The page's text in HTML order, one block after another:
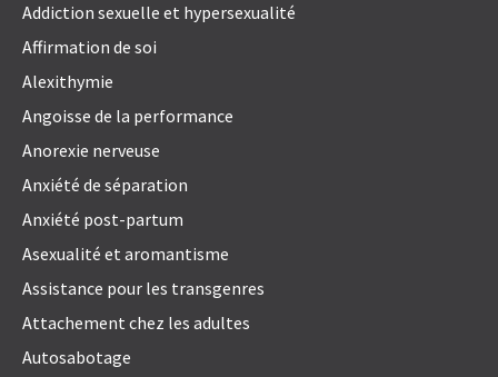
Addiction sexuelle et hypersexualité
Affirmation de soi
Alexithymie
Angoisse de la performance
Anorexie nerveuse
Anxiété de séparation
Anxiété post-partum
Asexualité et aromantisme
Assistance pour les transgenres
Attachement chez les adultes
Autosabotage